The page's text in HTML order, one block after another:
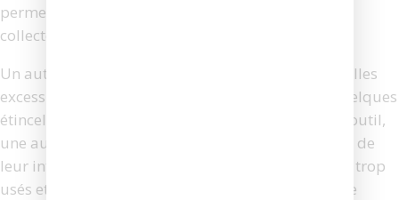
permettent pas un bon contact électrique avec le
collecteur, ce qui entraîne une perte d’efficacité.
Un autre signe à surveiller est l’apparition d’étincelles
excessives à l’intérieur de la visseuse. Bien que quelques
étincelles soient normales lors de l’utilisation de l’outil,
une augmentation significative de leur nombre ou de
leur intensité peut indiquer que les charbons sont trop
usés et ne font plus correctement leur travail. Cette